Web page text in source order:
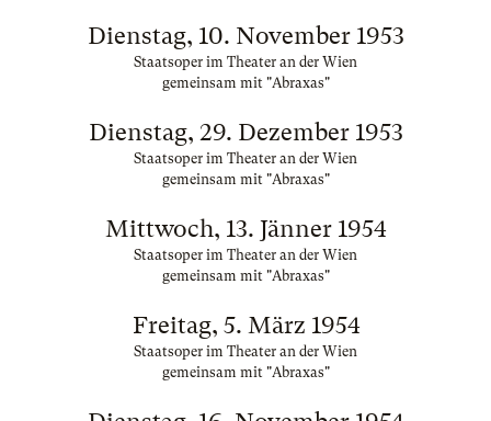
Dienstag, 10. November 1953
Staatsoper im Theater an der Wien
gemeinsam mit "Abraxas"
Dienstag, 29. Dezember 1953
Staatsoper im Theater an der Wien
gemeinsam mit "Abraxas"
Mittwoch, 13. Jänner 1954
Staatsoper im Theater an der Wien
gemeinsam mit "Abraxas"
Freitag, 5. März 1954
Staatsoper im Theater an der Wien
gemeinsam mit "Abraxas"